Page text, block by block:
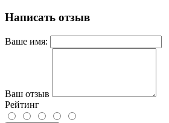
Написать отзыв
Ваше имя:
Ваш отзыв
Рейтинг